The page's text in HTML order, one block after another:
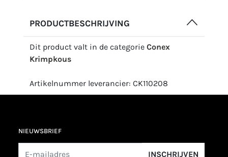
PRODUCTBESCHRIJVING
Dit product valt in de categorie Conex
Krimpkous
Artikelnummer leverancier: CK110208
NIEUWSBRIEF
INSCHRIJVEN